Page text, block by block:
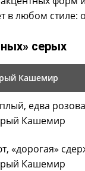
в любом стиле:
серых
Кашемир
едва
Кашемир
«дорогая»
Кашемир